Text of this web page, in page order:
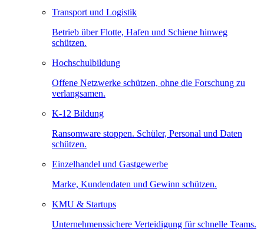
Transport und Logistik
Betrieb über Flotte, Hafen und Schiene hinweg
schützen.
Hochschulbildung
Offene Netzwerke schützen, ohne die Forschung zu
verlangsamen.
K-12 Bildung
Ransomware stoppen. Schüler, Personal und Daten
schützen.
Einzelhandel und Gastgewerbe
Marke, Kundendaten und Gewinn schützen.
KMU & Startups
Unternehmenssichere Verteidigung für schnelle Teams.